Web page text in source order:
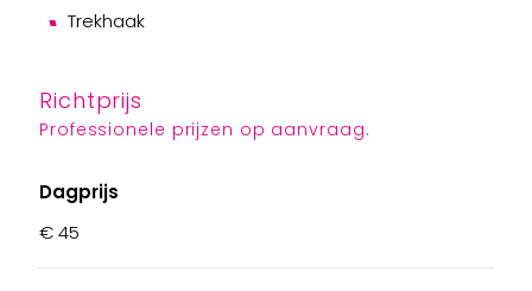
Trekhaak
Richtprijs
Professionele prijzen op aanvraag.
Dagprijs
€ 45